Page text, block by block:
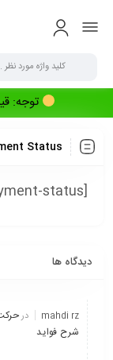
توجه:
Status
[rtle-payment-status]
دیدگاه ها
mahdi rz در
شرح فواید